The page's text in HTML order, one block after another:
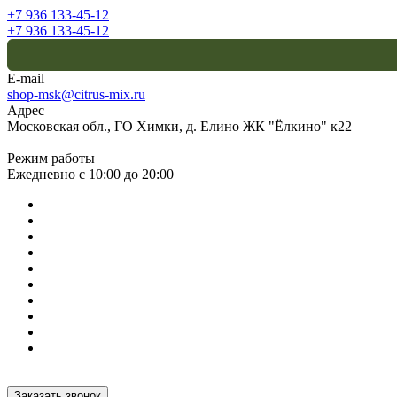
+7 936 133-45-12
+7 936 133-45-12
E-mail
shop-msk@citrus-mix.ru
Адрес
Московская обл., ГО Химки, д. Елино ЖК "Ёлкино" к22
Режим работы
Ежедневно с 10:00 до 20:00